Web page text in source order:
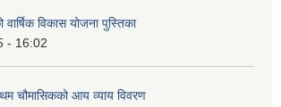
विकास योजना पुस्तिका
- 16:02
चौमासिकको आय व्याय विवरण